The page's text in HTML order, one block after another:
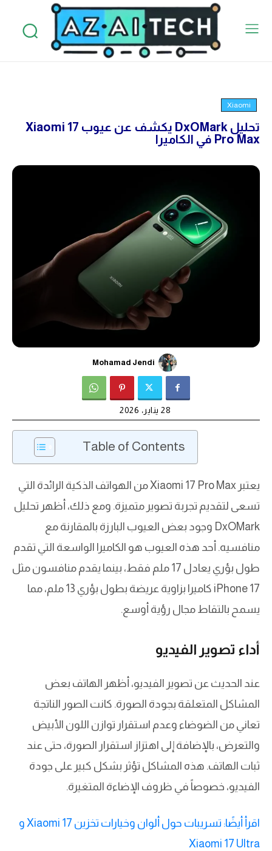
Xiaomi
تحليل DxOMark يكشف عن عيوب Xiaomi 17
Pro Max في الكاميرا
Mohamad Jendi
28 يناير، 2026
Table of Contents
يعتبر Xiaomi 17 Pro Max من الهواتف الذكية الرائدة التي
تسعى لتقديم تجربة تصوير متميزة. ومع ذلك، أظهر تحليل
DxOMark وجود بعض العيوب البارزة بالمقارنة مع
منافسيه. أحد هذه العيوب هو الكاميرا الواسعة التي تقدم
طول بؤري يعادل 17 ملم فقط، بينما يقدم منافسون مثل
iPhone 17 كاميرا بزاوية عريضة بطول بؤري 13 ملم، مما
يسمح بالتقاط مجال رؤية أوسع.
أداء تصوير الفيديو
عند الحديث عن تصوير الفيديو، أظهر الهاتف بعض
المشاكل المتعلقة بجودة الصورة. كانت الصور الناتجة
تعاني من الضوضاء وعدم استقرار توازن اللون الأبيض
والتعرض، بالإضافة إلى اهتزاز استقرار الصورة، حتى عند
ثبات الهاتف. هذه المشاكل تؤثر بشكل كبير على جودة
الفيديو، خصوصاً في ظروف الإضاءة المتغيرة.
اقرأ أيضًا: تسريبات حول ألوان وخيارات تخزين Xiaomi 17 و
Xiaomi 17 Ultra